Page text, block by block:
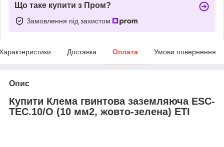
Що таке купити з Пром?
Замовлення під захистом
Доставка Оплата Умови повернення
Опис
Купити Клема гвинтова заземляюча ESC-
TEC.10/O (10 мм2, жовто-зелена) ETI